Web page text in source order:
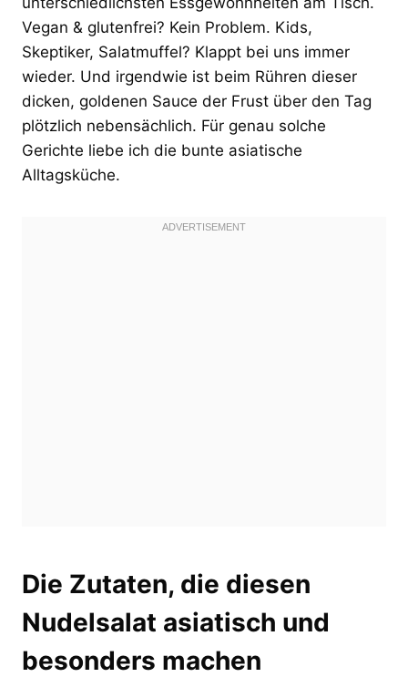
Vegan & glutenfrei? Kein Problem. Kids,
Skeptiker, Salatmuffel? Klappt bei uns immer
wieder. Und irgendwie ist beim Rühren dieser
dicken, goldenen Sauce der Frust über den Tag
plötzlich nebensächlich. Für genau solche
Gerichte liebe ich die bunte asiatische
Alltagsküche.
Die Zutaten, die diesen
Nudelsalat asiatisch und
besonders machen